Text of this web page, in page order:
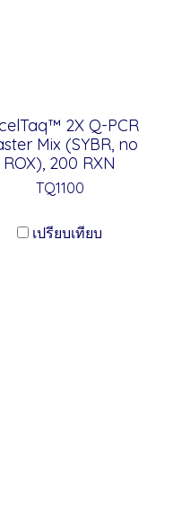
2X Q-PCR
Mix (SYBR, no
ROX), 200 RXN
TQ1100
เปรียบเทียบ